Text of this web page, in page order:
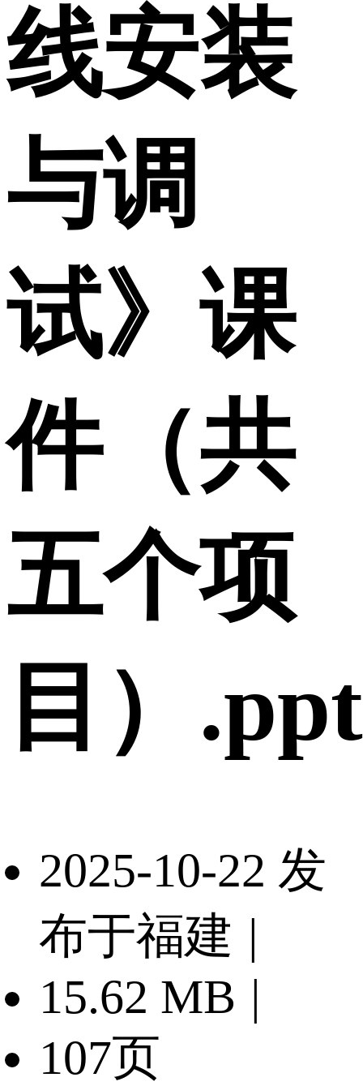
线安装
与调
试》课
件（共
五个项
目）.ppt
2025-10-22 发
布于福建 |
15.62 MB |
107页